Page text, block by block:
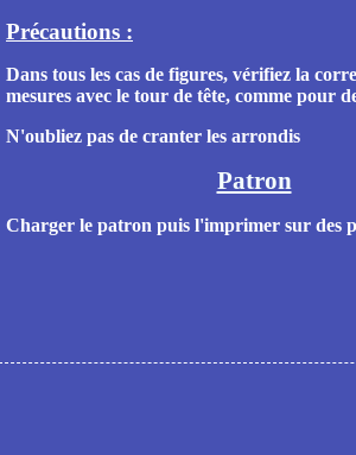
Précautions :
Dans tous les cas de figures, vérifiez la
mesures avec le tour de tête, comme pour
N'oubliez pas de cranter les arrondis
Patron
Charger le patron puis l'imprimer sur des